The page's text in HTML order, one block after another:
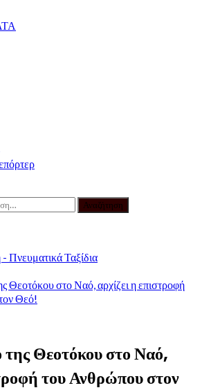
Πνευματικά Ταξίδια
Θεοτόκου στο Ναό, αρχίζει η επιστροφή
Θεό!
Θεοτόκου στο Ναό,
του Ανθρώπου στον